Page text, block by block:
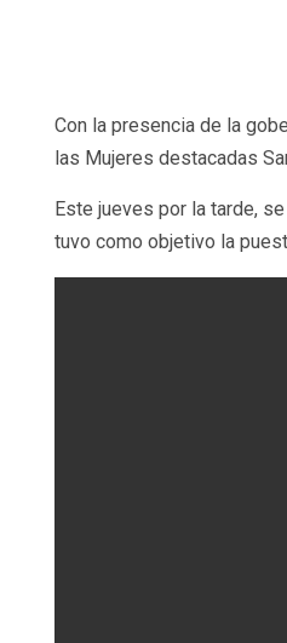
Con la presencia de la
las Mujeres destacadas
Este jueves por la tarde,
tuvo como objetivo la